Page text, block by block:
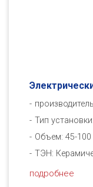
Тип
Объем: 45-100
ТЭН:
подробнее